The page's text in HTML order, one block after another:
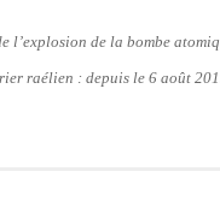
l’explosion de la bombe
raélien : depuis le 6 août